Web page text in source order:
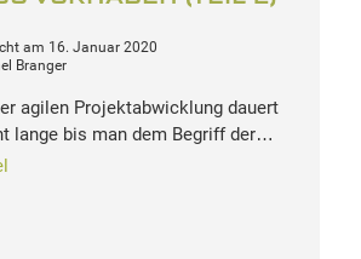
am 16. Januar 2020
Branger
agilen Projektabwicklung dauert
lange bis man dem Begriff der…